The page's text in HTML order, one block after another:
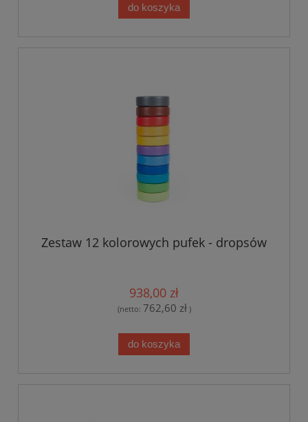
do koszyka
Zestaw 12 kolorowych pufek - dropsów
938,00 zł
(netto: 762,60 zł)
do koszyka